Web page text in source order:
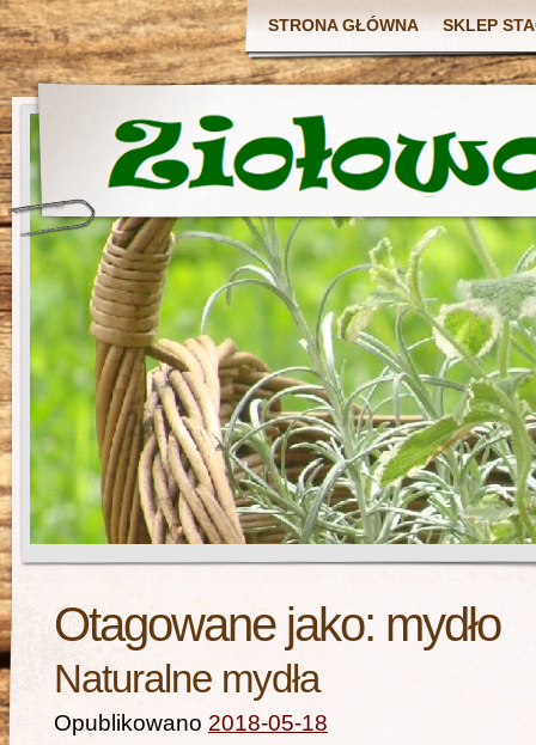
STRONA GŁÓWNA SKLEP
Otagowane jako: mydło
Naturalne mydła
Opublikowano 2018-05-18